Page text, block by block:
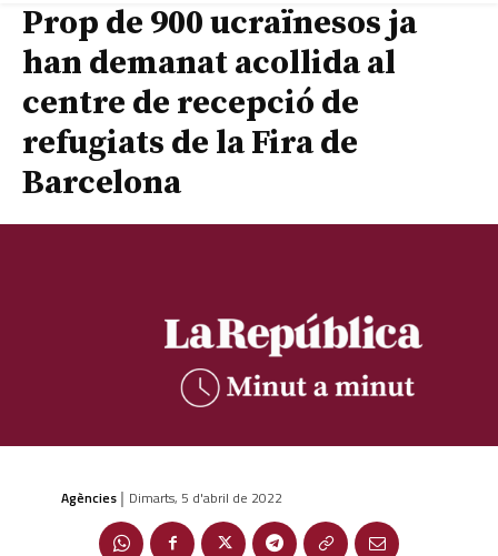
Prop de 900 ucraïnesos ja
han demanat acollida al
centre de recepció de
refugiats de la Fira de
Barcelona
Agències | Dimarts, 5 d'abril de 2022